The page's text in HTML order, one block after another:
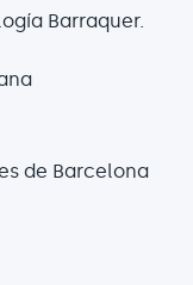
Barraquer.
de Barcelona